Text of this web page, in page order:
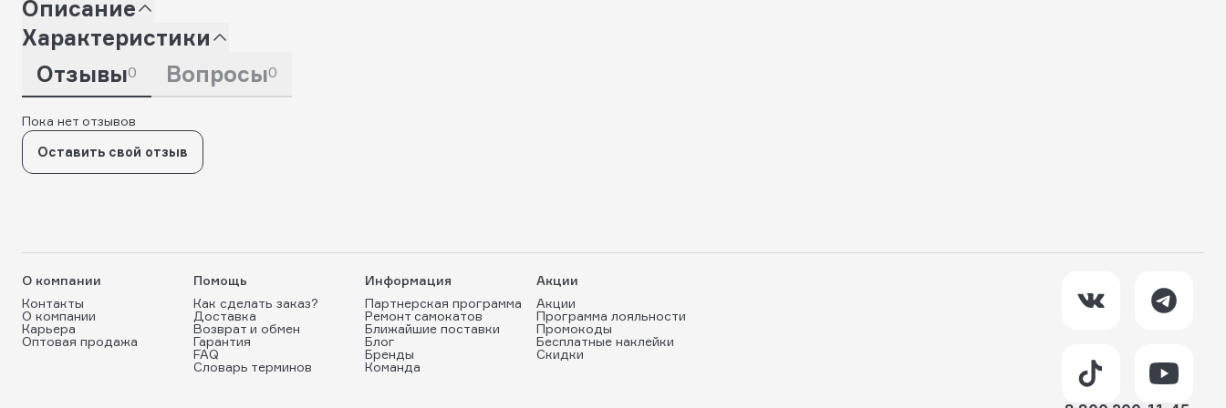
Описание
Характеристики
Отзывы0 Вопросы0
Пока нет отзывов
Оставить свой отзыв
О компании
Контакты
О компании
Карьера
Оптовая продажа
Помощь
Как сделать заказ?
Доставка
Возврат и обмен
Гарантия
FAQ
Словарь терминов
Информация
Партнерская программа
Ремонт самокатов
Ближайшие поставки
Блог
Бренды
Команда
Акции
Акции
Программа лояльности
Промокоды
Бесплатные наклейки
Скидки